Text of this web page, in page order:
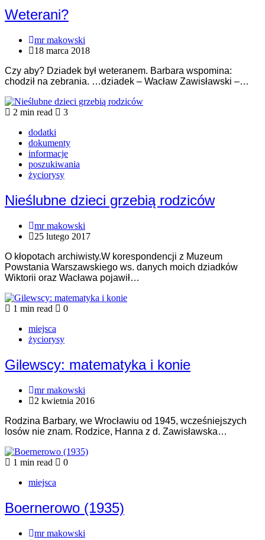
Weterani?
mr makowski
18 marca 2018
Czy aby? Dziadek był weteranem. Barbara wspomina:
chodził na zebrania. …dziadek – Wacław Zawisławski –…
2 min read
3
dodatki
dokumenty
informacje
poszukiwania
życiorysy
Nieślubne dzieci grzebią rodziców
mr makowski
25 lutego 2017
O kłopotach archiwisty.W korespondencji z Muzeum
Powstania Warszawskiego ws. danych moich dziadków
Wiktorii oraz Wacława pojawił…
1 min read
0
miejsca
życiorysy
Gilewscy: matematyka i konie
mr makowski
2 kwietnia 2016
Rodzina Barbary, we Wrocławiu od 1945, wcześniejszych
losów nie znam. Rodzice, Hanna z d. Zawisławska…
1 min read
0
miejsca
Boernerowo (1935)
mr makowski